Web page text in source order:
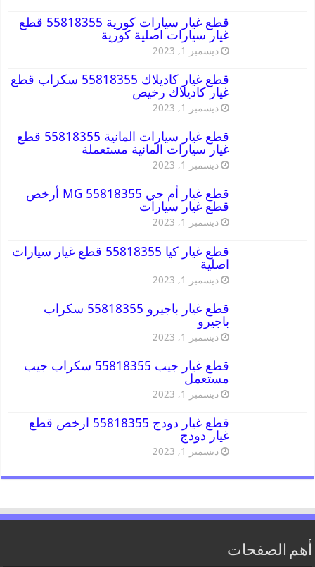
قطع غيار سيارات كورية 55818355 قطع
غيار سيارات اصلية كورية
ديسمبر 1, 2023
قطع غيار كاديلاك 55818355 سكراب قطع
غيار كاديلاك رخيص
ديسمبر 1, 2023
قطع غيار سيارات المانية 55818355 قطع
غيار سيارات المانية مستعملة
ديسمبر 1, 2023
قطع غيار أم جي MG 55818355 أرخص
قطع غيار سيارات
ديسمبر 1, 2023
قطع غيار كيا 55818355 قطع غيار سيارات
اصلية
ديسمبر 1, 2023
قطع غيار باجيرو 55818355 سكراب
باجيرو
ديسمبر 1, 2023
قطع غيار جيب 55818355 سكراب جيب
مستعمل
ديسمبر 1, 2023
قطع غيار دودج 55818355 ارخص قطع
غيار دودج
ديسمبر 1, 2023
أهم الصفحات